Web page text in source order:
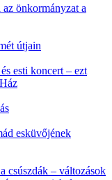
önkormányzat a
útjain
esti koncert – ezt
esküvőjének
csúszdák – változások